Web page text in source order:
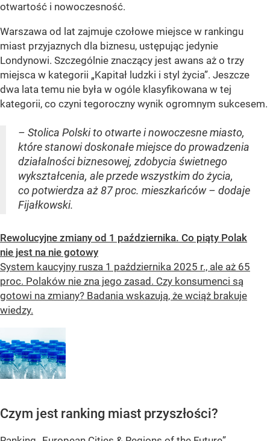
otwartość i nowoczesność.
Warszawa od lat zajmuje czołowe miejsce w rankingu
miast przyjaznych dla biznesu, ustępując jedynie
Londynowi. Szczególnie znaczący jest awans aż o trzy
miejsca w kategorii „Kapitał ludzki i styl życia”. Jeszcze
dwa lata temu nie była w ogóle klasyfikowana w tej
kategorii, co czyni tegoroczny wynik ogromnym sukcesem.
– Stolica Polski to otwarte i nowoczesne miasto,
które stanowi doskonałe miejsce do prowadzenia
działalności biznesowej, zdobycia świetnego
wykształcenia, ale przede wszystkim do życia,
co potwierdza aż 87 proc. mieszkańców – dodaje
Fijałkowski.
Rewolucyjne zmiany od 1 października. Co piąty Polak
nie jest na nie gotowy
System kaucyjny rusza 1 października 2025 r., ale aż 65
proc. Polaków nie zna jego zasad. Czy konsumenci są
gotowi na zmiany? Badania wskazują, że wciąż brakuje
wiedzy.
Czym jest ranking miast przyszłości?